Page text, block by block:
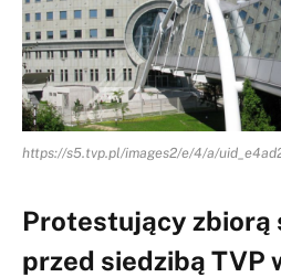
https://s5.tvp.pl/images2/e/4/a/
Protestujący zbiorą
przed siedzibą TVP